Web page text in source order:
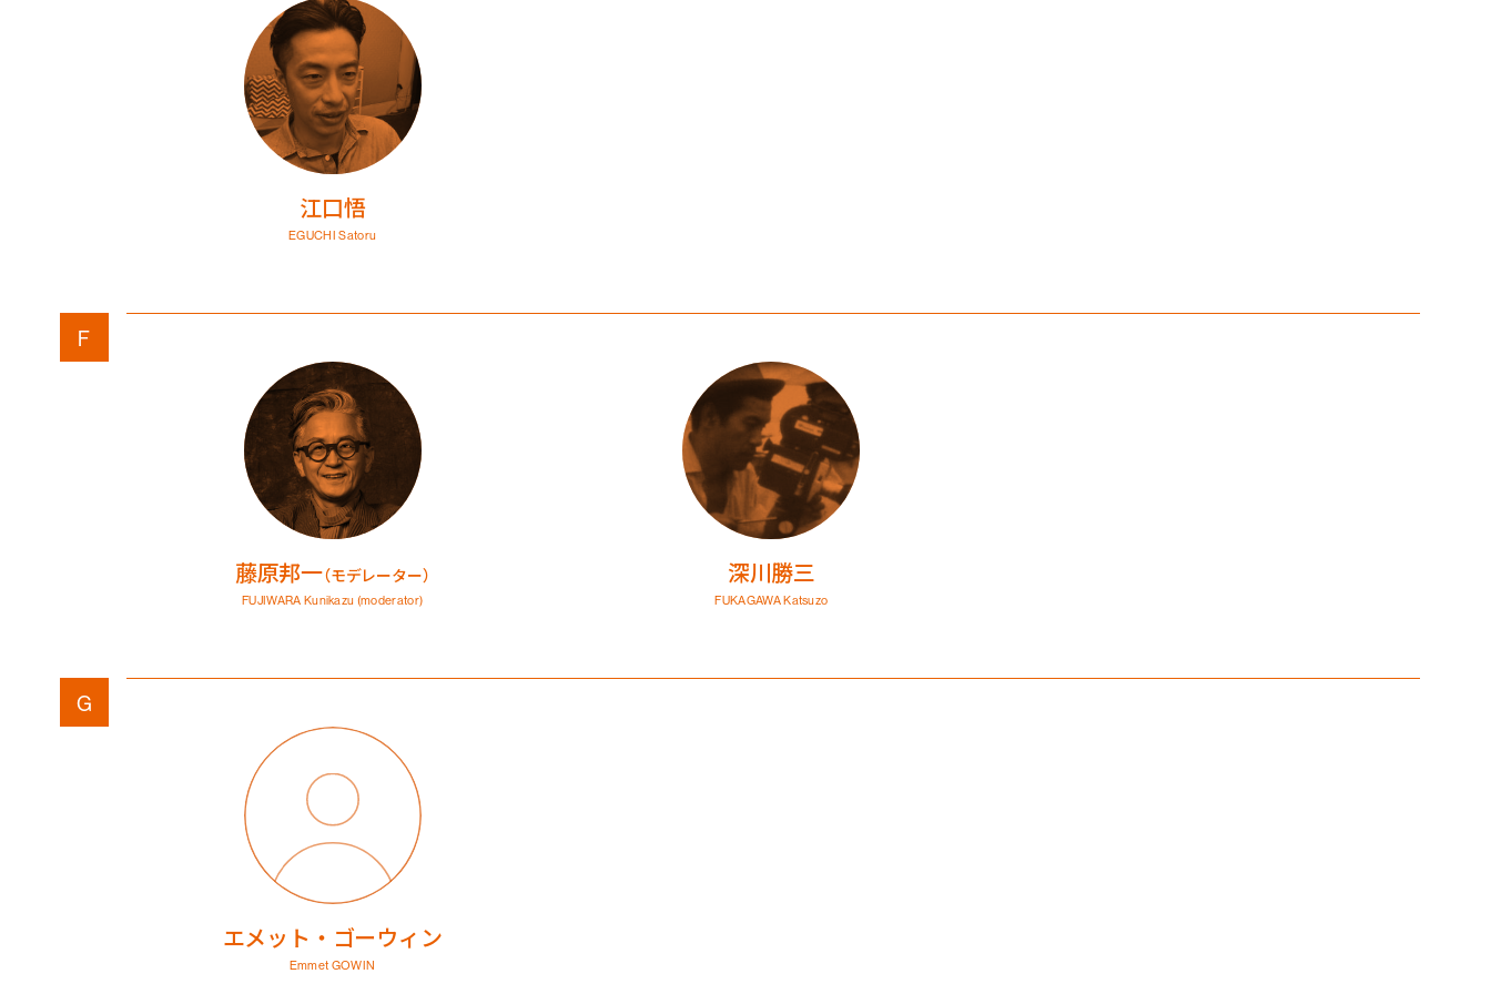
江口悟
EGUCHI Satoru
F
藤原邦一（モデレーター）
FUJIWARA Kunikazu(moderator)
深川勝三
FUKAGAWA Katsuzo
G
エメット・ゴーウィン
Emmet GOWIN